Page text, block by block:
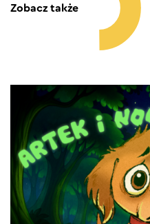
Zobacz także